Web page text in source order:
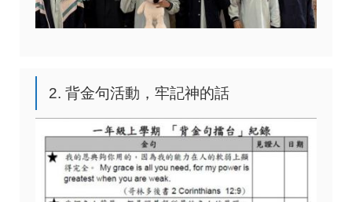
2. 背金句活動，牢記神的話